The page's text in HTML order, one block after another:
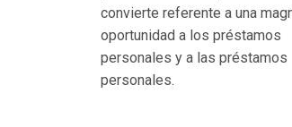
convierte referente a una
oportunidad a los préstamos
personales y a las préstamos
personales.